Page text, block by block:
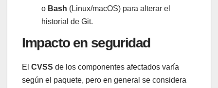
o Bash (Linux/macOS) para alterar el
historial de Git.
Impacto en seguridad
El CVSS de los componentes afectados varía
según el paquete, pero en general se considera